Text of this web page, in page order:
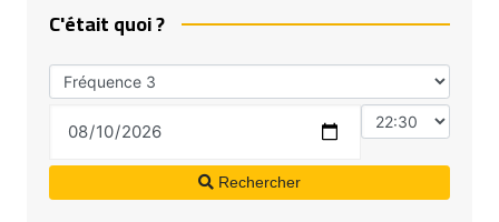
C'était quoi ?
Rechercher